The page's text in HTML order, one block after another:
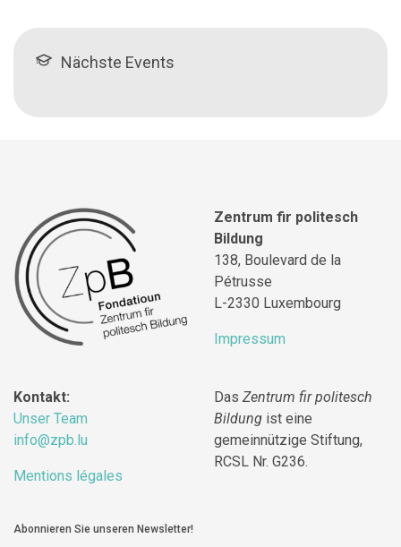
Nächste Events
Zentrum fir politesch
Bildung
138, Boulevard de la
Pétrusse
L-2330 Luxembourg
Impressum
Kontakt:
Unser Team
info@zpb.lu
Mentions légales
Das Zentrum fir politesch
Bildung ist eine
gemeinnützige Stiftung,
RCSL Nr. G236.
Abonnieren Sie unseren Newsletter!